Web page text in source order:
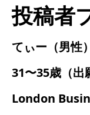
投稿者
てぃー（男性）
31〜35歳（出
London